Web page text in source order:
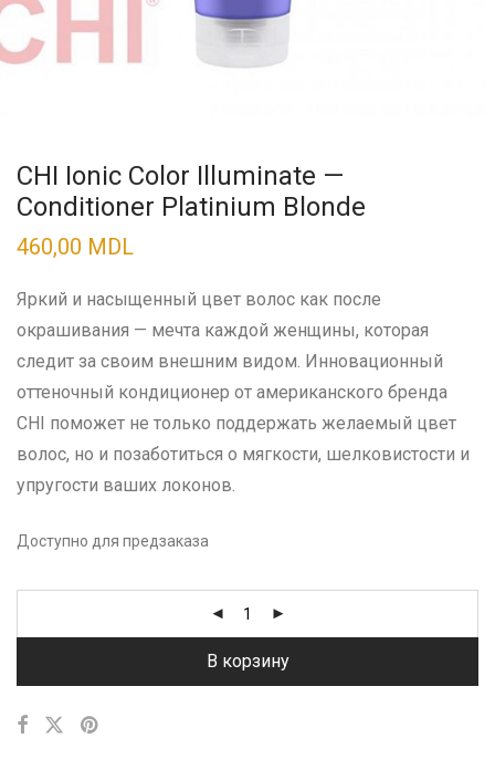
CHI Ionic Color Illuminate —
Conditioner Platinium Blonde
460,00 MDL
Яркий и насыщенный цвет волос как после
окрашивания — мечта каждой женщины, которая
следит за своим внешним видом. Инновационный
оттеночный кондиционер от американского бренда
CHI поможет не только поддержать желаемый цвет
волос, но и позаботиться о мягкости, шелковистости и
упругости ваших локонов.
Доступно для предзаказа
В корзину